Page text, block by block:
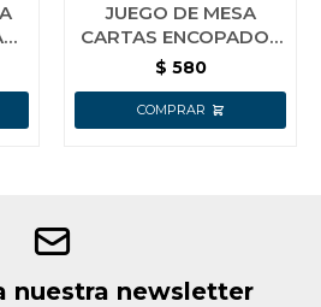
JUEGO DE MESA
CARTAS ENCOPADOS
CHAU PANTALLAS
$ 580
nuestra newsletter